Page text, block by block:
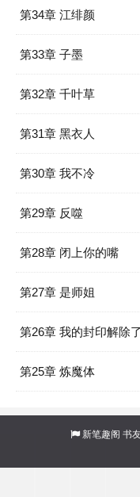
第34章 江绯颜
第33章 子墨
第32章 千叶草
第31章 黑衣人
第30章 我不冷
第29章 反噬
第28章 闭上你的嘴
第27章 是师姐
第26章 我的封印解除了
第25章 炼魔体
新笔趣阁 书